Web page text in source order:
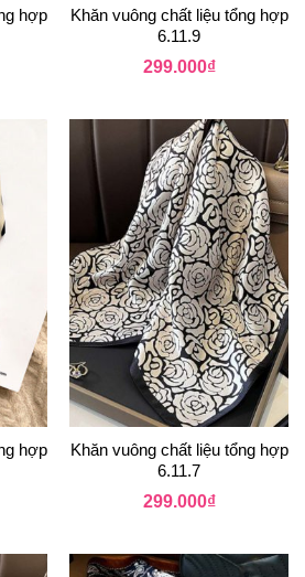
hợp
Khăn vuông chất liệu tổng hợp
6.11.9
299.000₫
hợp
Khăn vuông chất liệu tổng hợp
6.11.7
299.000₫